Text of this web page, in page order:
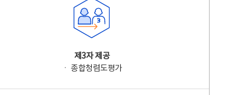
제3자 제공
ㆍ 종합청렴도평가